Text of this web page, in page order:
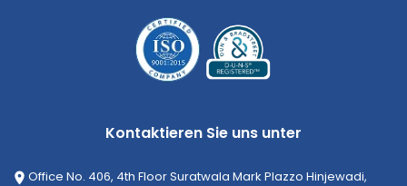
Kontaktieren Sie uns unter
Office No. 406, 4th Floor Suratwala Mark Plazzo Hinjewadi,